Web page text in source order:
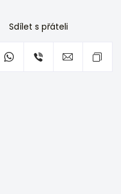
Sdílet s přáteli